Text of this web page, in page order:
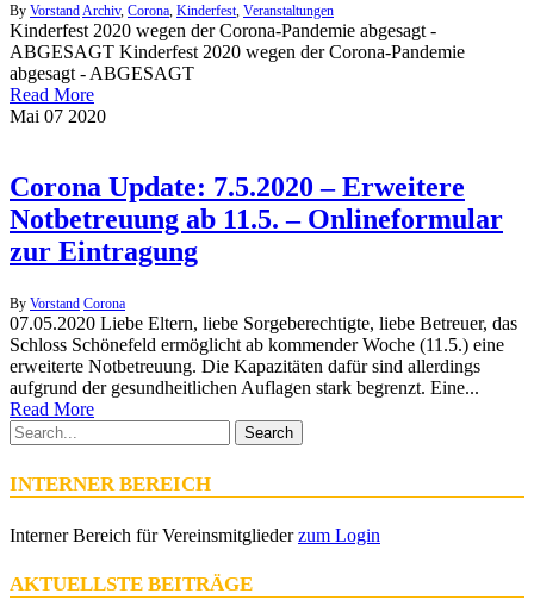
By Vorstand Archiv, Corona Kinderfest Veranstaltungen
Kinderfest 2020 wegen der Corona-Pandemie abgesagt -
ABGESAGT Kinderfest 2020 wegen der Corona-Pandemie
abgesagt - ABGESAGT
Read More
Mai 07 2020
Corona Update: 7.5.2020 – Erweitere
Notbetreuung ab 11.5. – Onlineformular
zur Eintragung
By Vorstand Corona
07.05.2020 Liebe Eltern, liebe Sorgeberechtigte, liebe Betreuer, das
Schloss Schönefeld ermöglicht ab kommender Woche (11.5.) eine
erweiterte Notbetreuung. Die Kapazitäten dafür sind allerdings
aufgrund der gesundheitlichen Auflagen stark begrenzt. Eine...
Read More
Search
INTERNER BEREICH
Interner Bereich für Vereinsmitgliederzum Login
AKTUELLSTE BEITRÄGE